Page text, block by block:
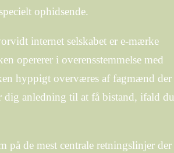
ophidsende.
internet selskabet er e-mærke
opererer i overensstemmelse med
hyppigt overværes af fagmænd der
dig anledning til at få bistand, ifald du
de mest centrale retningslinjer der